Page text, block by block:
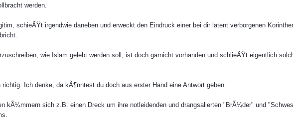
werden.
schieÃŸt irgendwie daneben und erweckt den Eindruck einer bei dir latent verborgenen
wie Islam gelebt werden soll, ist doch garnicht vorhanden und schlieÃŸt eigentlich
richtig. Ich denke, da kÃ¶nntest du doch aus erster Hand eine Antwort geben.
kÃ¼mmern sich z.B. einen Dreck um ihre notleidenden und drangsalierten "BrÃ¼der" und